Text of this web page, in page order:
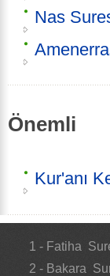
Nas
Önemli
Kur'anı
1 - Fatiha
2 - Bakara